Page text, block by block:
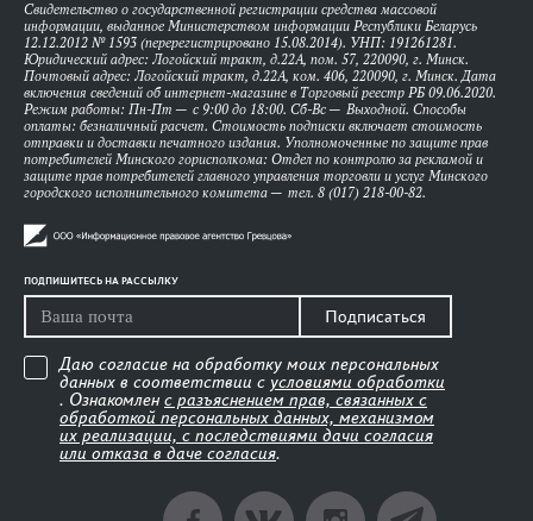
Свидетельство о государственной регистрации средства массовой
информации, выданное Министерством информации Республики Беларусь
12.12.2012 № 1593 (перерегистрировано 15.08.2014). УНП: 191261281.
Юридический адрес: Логойский тракт, д.22А, пом. 57, 220090, г. Минск.
Почтовый адрес: Логойский тракт, д.22А, ком. 406, 220090, г. Минск. Дата
включения сведений об интернет-магазине в Торговый реестр РБ 09.06.2020.
Режим работы: Пн-Пт — с 9:00 до 18:00. Сб-Вс — Выходной. Способы
оплаты: безналичный расчет. Стоимость подписки включает стоимость
отправки и доставки печатного издания. Уполномоченные по защите прав
потребителей Минского горисполкома: Отдел по контролю за рекламой и
защите прав потребителей главного управления торговли и услуг Минского
городского исполнительного комитета — тел. 8 (017) 218-00-82.
ПОДПИШИТЕСЬ НА РАССЫЛКУ
Подписаться
Даю согласие на обработку моих персональных
данных в соответствии с условиями обработки
. Ознакомлен с разъяснением прав, связанных с
обработкой персональных данных, механизмом
их реализации, с последствиями дачи согласия
или отказа в даче согласия.